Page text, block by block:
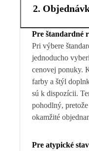
2.
Pre štandardné
Pri výbere
jednoducho
cenovej ponuky.
farby a štýl
sú k dispozícii.
pohodlný,
okamžité
Pre atypické